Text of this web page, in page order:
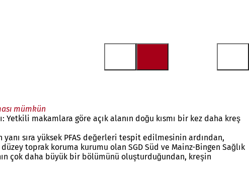
mümkün
makamlara göre açık alanın doğu kısmı bir kez daha kreş
sıra yüksek PFAS değerleri tespit edilmesinin ardından,
toprak koruma kurumu olan SGD Süd ve Mainz-Bingen Sağlık
çok daha büyük bir bölümünü oluşturduğundan, kreşin